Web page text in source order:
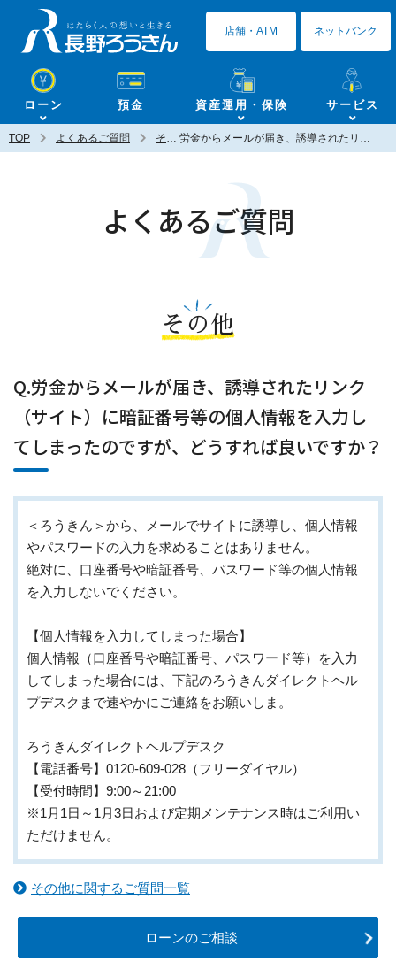
ローン 預金 資産運用・保険 サービス
店舗・ATM ネットバンク
TOP よくあるご質問 その他 労金からメールが届き、誘導されたリンク（サイト）に暗証番号等の個人情報を入力してしまったのですが、どうすれば良いですか？
よくあるご質問
その他
Q.労金からメールが届き、誘導されたリンク
（サイト）に暗証番号等の個人情報を入力し
てしまったのですが、どうすれば良いですか？
＜ろうきん＞から、メールでサイトに誘導し、個人情報
やパスワードの入力を求めることはありません。
絶対に、口座番号や暗証番号、パスワード等の個人情報
を入力しないでください。
【個人情報を入力してしまった場合】
個人情報（口座番号や暗証番号、パスワード等）を入力
してしまった場合には、下記のろうきんダイレクトヘル
プデスクまで速やかにご連絡をお願いしま。
ろうきんダイレクトヘルプデスク
【電話番号】0120-609-028（フリーダイヤル）
【受付時間】9:00～21:00
※1月1日～1月3日および定期メンテナンス時はご利用い
ただけません。
その他に関するご質問一覧
ローンのご相談